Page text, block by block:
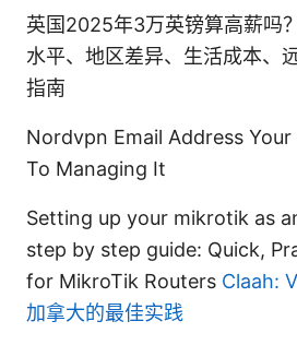
英国2025年3万英镑算高薪吗
水平、地区差异、生活成本、
指南
Nordvpn Email Address
To Managing It
Setting up your mikrotik as
step by step guide: Quick,
for MikroTik Routers Claah:
加拿大的最佳实践